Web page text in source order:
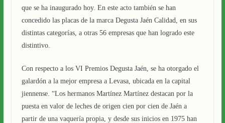
que se ha inaugurado hoy. En este acto también se han
concedido las placas de la marca Degusta Jaén Calidad, en sus
distintas categorías, a otras 56 empresas que han logrado este
distintivo.
Con respecto a los VI Premios Degusta Jaén, se ha otorgado el
galardón a la mejor empresa a Levasa, ubicada en la capital
jiennense. “Los hermanos Martínez Martínez destacan por la
puesta en valor de leches de origen cien por cien de Jaén a
partir de una vaquería propia, y desde sus inicios en 1975 han